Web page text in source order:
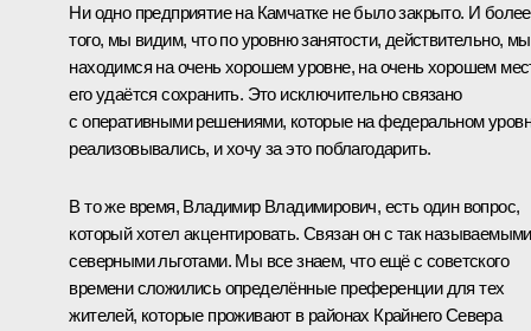
Ни одно предприятие на Камчатке не было закрыто. И более
того, мы видим, что по уровню занятости, действительно, мы
находимся на очень хорошем уровне, на очень хорошем
его удаётся сохранить. Это исключительно связано
с оперативными решениями, которые на федеральном
реализовывались, и хочу за это поблагодарить.
В то же время, Владимир Владимирович, есть один вопрос,
который хотел акцентировать. Связан он с так называемыми
северными льготами. Мы все знаем, что ещё с советского
времени сложились определённые преференции для тех
жителей, которые проживают в районах Крайнего Севера